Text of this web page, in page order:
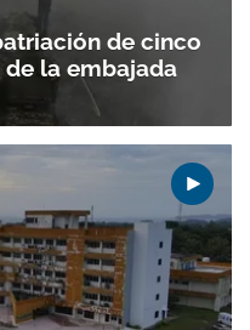
de cinco
la embajada